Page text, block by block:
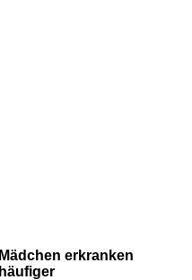
Mädchen erkranken
häufiger